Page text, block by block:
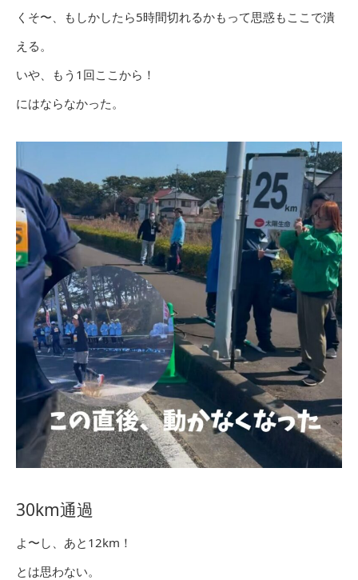
くそ〜、もしかしたら5時間切れるかもって思惑もここで潰
える。
いや、もう1回ここから！
にはならなかった。
30km通過
よ〜し、あと12km！
とは思わない。